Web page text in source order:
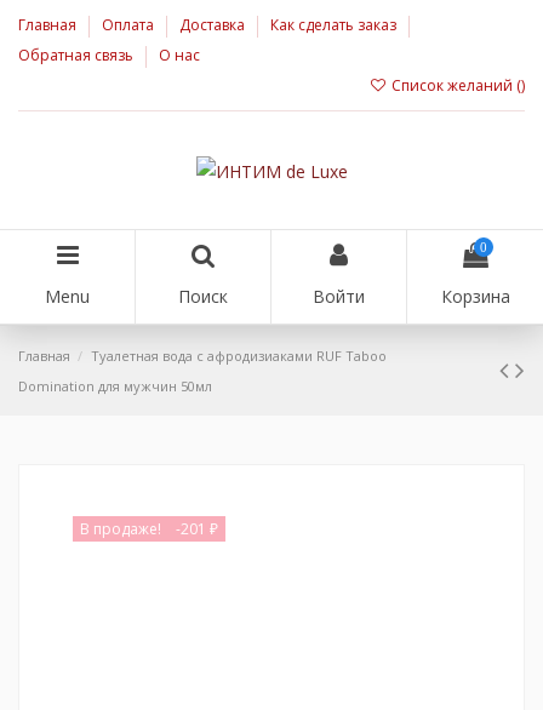
Главная Оплата Доставка
Как сделать заказ
Обратная связь
О нас
Список желаний ()
Menu Поиск Войти
0
Корзина
Главная
Туалетная вода с афродизиаками RUF Taboo
Domination для мужчин 50мл
В продаже! -201 ₽